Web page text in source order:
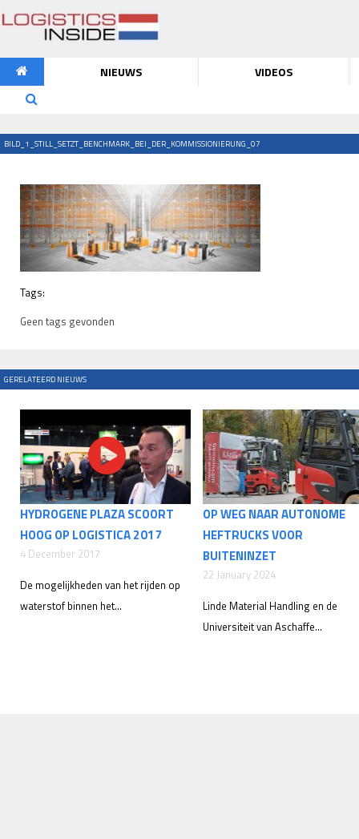
NIEUWS VIDEOS
BILD_1_STILL_SETZT_BENCHMARK_BEI_DER_KOMMISSIONIERUNG_07
Tags:
Geen tags gevonden
GERELATEERD NIEUWS
HYDROGENE PLAZA SCOORT
HOOG OP LOGISTICA 2017
4 December 2017
De mogelijkheden van het rijden op
waterstof binnen het...
OP WEG NAAR AUTONOME
HEFTRUCKS VOOR
BUITENINZET
22 January 2024
Linde Material Handling en de
Universiteit van Aschaffe...